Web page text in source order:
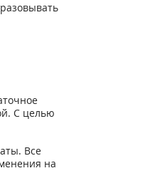
С целью
Все
на